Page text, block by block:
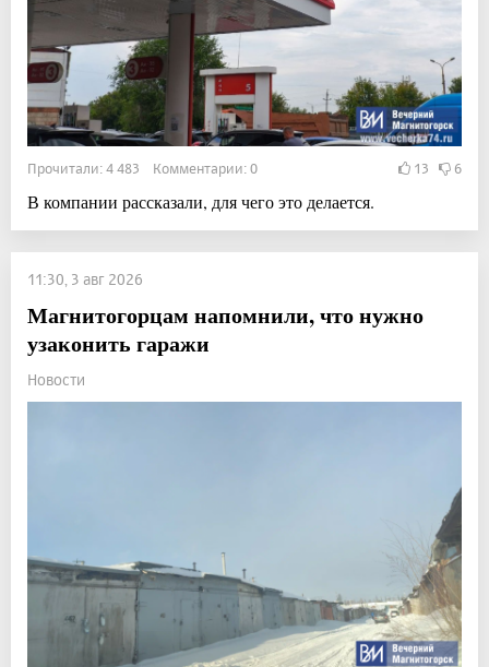
Прочитали: 4 483 Комментарии: 0 13 6
В компании рассказали, для чего это делается.
11:30, 3 авг 2026
Магнитогорцам напомнили, что нужно
узаконить гаражи
Новости